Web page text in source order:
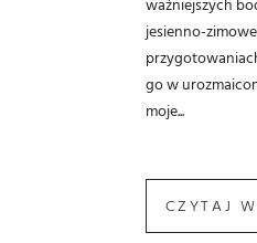
ważniejszych
jesienno-
go w
moje...
CZYTAJ